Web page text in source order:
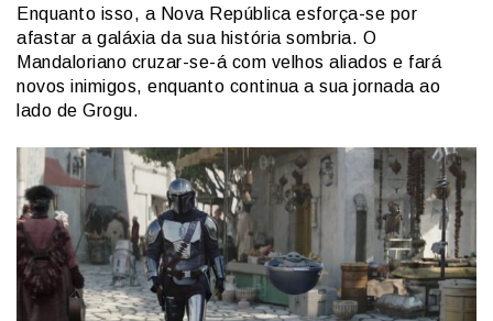
Enquanto isso, a Nova República esforça-se por
afastar a galáxia da sua história sombria. O
Mandaloriano cruzar-se-á com velhos aliados e fará
novos inimigos, enquanto continua a sua jornada ao
lado de Grogu.